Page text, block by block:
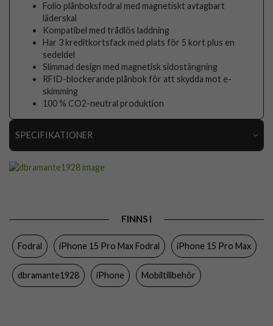
Folio plånboksfodral med magnetiskt avtagbart
läderskal
Kompatibel med trådlös laddning
Har 3 kreditkortsfack med plats för 5 kort plus en
sedeldel
Slimmad design med magnetisk sidostängning
RFID-blockerande plånbok för att skydda mot e-
skimming
100 % CO2-neutral produktion
SPECIFIKATIONER
Kortfack, Löstagbart skal, RFID-skydd,
Trådlös laddning-kompatibel
Färg Blå
Material Hårdplast (PC), Äkta läder
FINNS I
Fodral iPhone 15 Pro Max Fodral iPhone 15 Pro Max
dbramante1928 iPhone Mobiltillbehör